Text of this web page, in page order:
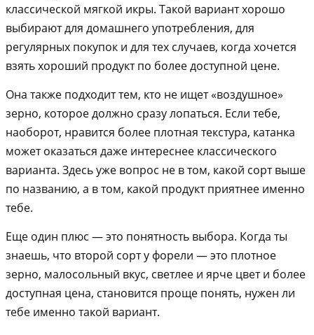
классической мягкой икры. Такой вариант хорошо
выбирают для домашнего употребления, для
регулярных покупок и для тех случаев, когда хочется
взять хороший продукт по более доступной цене.
Она также подходит тем, кто не ищет «воздушное»
зерно, которое должно сразу лопаться. Если тебе,
наоборот, нравится более плотная текстура, катанка
может оказаться даже интереснее классического
варианта. Здесь уже вопрос не в том, какой сорт выше
по названию, а в том, какой продукт приятнее именно
тебе.
Еще один плюс — это понятность выбора. Когда ты
знаешь, что второй сорт у форели — это плотное
зерно, малосольный вкус, светлее и ярче цвет и более
доступная цена, становится проще понять, нужен ли
тебе именно такой вариант.